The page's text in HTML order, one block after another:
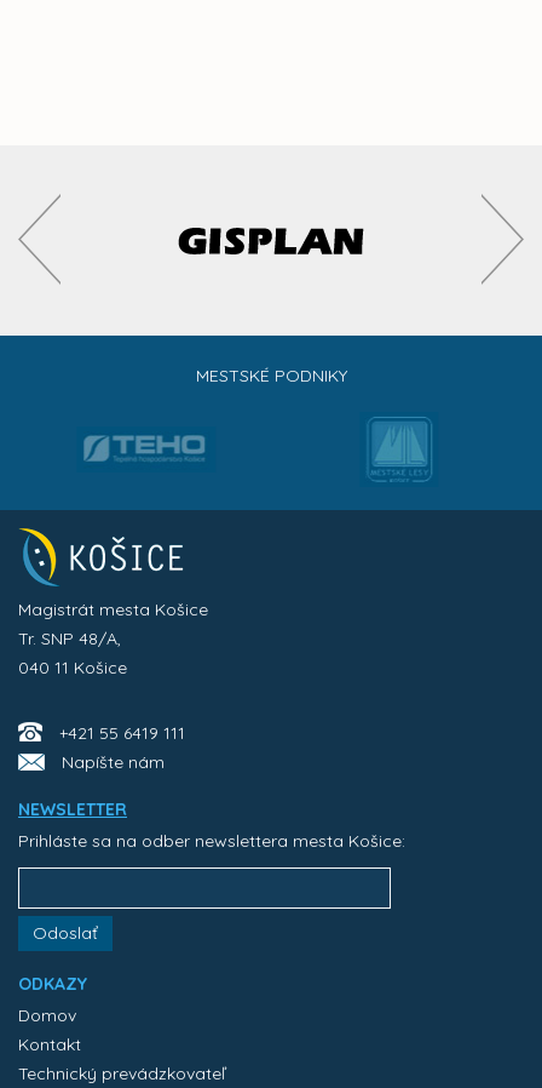
MESTSKÉ PODNIKY
Magistrát mesta Košice
Tr. SNP 48/A,
040 11 Košice
+421 55 6419 111
Napíšte nám
NEWSLETTER
Prihláste sa na odber newslettera mesta Košice:
Odoslať
ODKAZY
Domov
Kontakt
Technický prevádzkovateľ